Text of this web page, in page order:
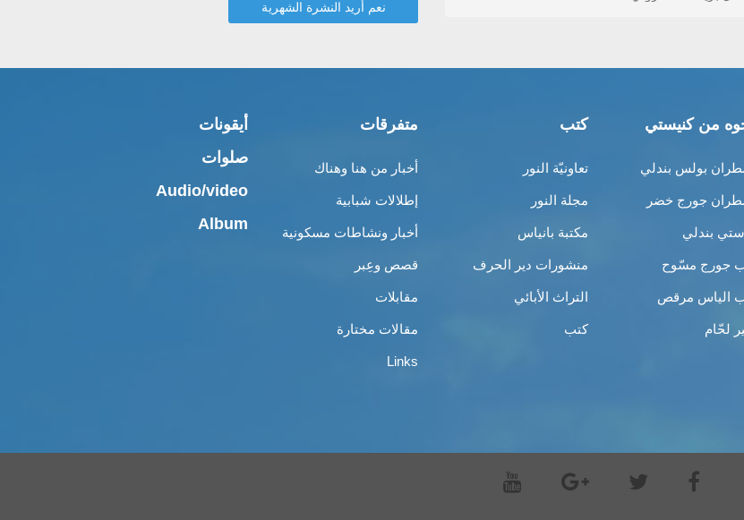
من كنيستي
بولس بندلي
جورج خضر
بندلي
جورج مسّوح
الياس مرقص
لحّام
كتب
تعاونيّة النور
مجلة النور
مكتبة بانياس
منشورات دير الحرف
التراث الأبائي
كتب
متفرقات
أخبار من هنا وهناك
إطلالات شبابية
أخبار ونشاطات مسكونية
قصص وعِبر
مقابلات
مقالات مختارة
Links
أيقونات
صلوات
Audio/video
Album